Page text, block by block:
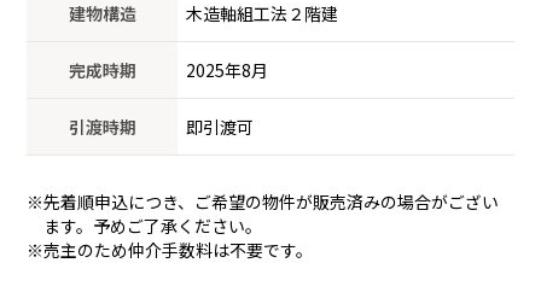
建物構造 木造軸組工法２階建
完成時期 2025年8月
引渡時期 即引渡可
※先着順申込につき、ご希望の物件が販売済みの場合がござい
ます。予めご了承ください。
※売主のため仲介手数料は不要です。